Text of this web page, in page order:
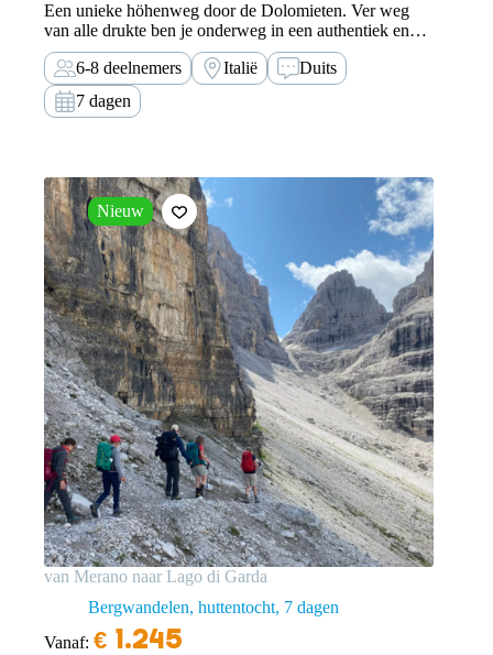
Een unieke höhenweg door de Dolomieten. Ver weg
van alle drukte ben je onderweg in een authentiek en
eenzaam natuurlandschap met prachtige flora en fauna.
6-8 deelnemers
Italië
Duits
7 dagen
Nieuw
van Merano naar Lago di Garda
Bergwandelen, huttentocht 7 dagen
Vanaf: € 1.245